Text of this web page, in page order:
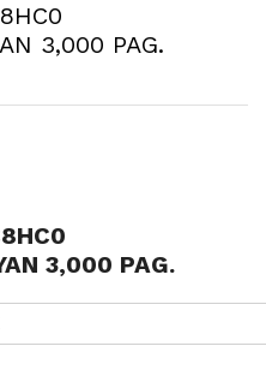
3,000 PAG.
3,000 PAG.